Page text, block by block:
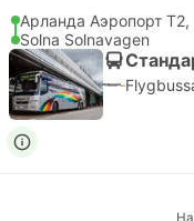
Арланда Аэропорт T2,
Solna Solnavagen